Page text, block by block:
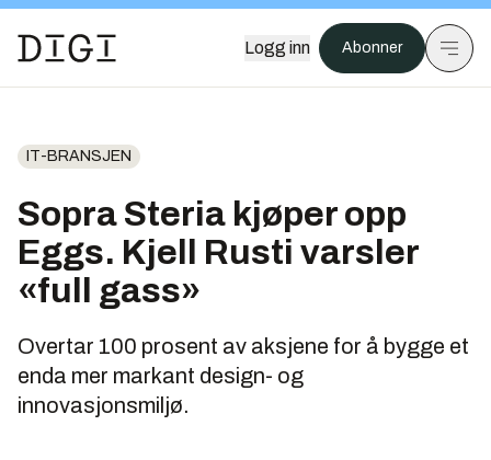
Logg inn Abonner
IT-BRANSJEN
Sopra Steria kjøper opp
Eggs. Kjell Rusti varsler
«full gass»
Overtar 100 prosent av aksjene for å bygge et
enda mer markant design- og
innovasjonsmiljø.